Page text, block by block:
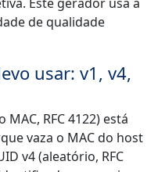
de qualidade
usar: v1, v4,
RFC 4122) está
vaza o MAC do host
v4 (aleatório, RFC